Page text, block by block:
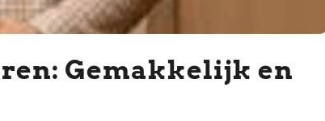
Gemakkelijk en